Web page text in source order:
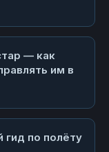
— как
им в
гид по полёту